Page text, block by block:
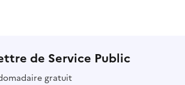
de Service Public
gratuit